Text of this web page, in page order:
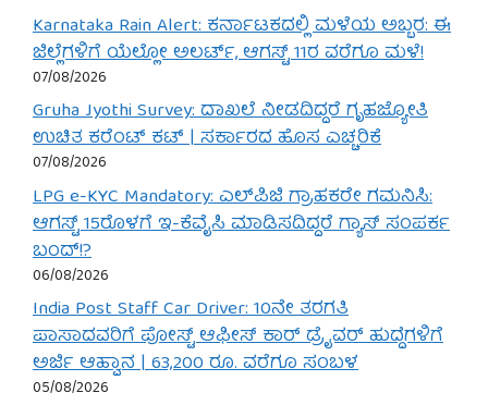
Karnataka Rain Alert: ಕರ್ನಾಟಕದಲ್ಲಿ ಮಳೆಯ ಅಬ್ಬರ: ಈ
ಜಿಲ್ಲೆಗಳಿಗೆ ಯೆಲ್ಲೋ ಅಲರ್ಟ್, ಆಗಸ್ಟ್ 11ರ ವರೆಗೂ ಮಳೆ!
07/08/2026
Gruha Jyothi Survey: ದಾಖಲೆ ನೀಡದಿದ್ದರೆ ಗೃಹಜ್ಯೋತಿ
ಉಚಿತ ಕರೆಂಟ್ ಕಟ್ | ಸರ್ಕಾರದ ಹೊಸ ಎಚ್ಚರಿಕೆ
07/08/2026
LPG e-KYC Mandatory: ಎಲ್‌ಪಿಜಿ ಗ್ರಾಹಕರೇ ಗಮನಿಸಿ:
ಆಗಸ್ಟ್ 15ರೊಳಗೆ ಇ-ಕೆವೈಸಿ ಮಾಡಿಸದಿದ್ದರೆ ಗ್ಯಾಸ್ ಸಂಪರ್ಕ
ಬಂದ್!?
06/08/2026
India Post Staff Car Driver: 10ನೇ ತರಗತಿ
ಪಾಸಾದವರಿಗೆ ಪೋಸ್ಟ್ ಆಫೀಸ್ ಕಾರ್ ಡ್ರೈವರ್ ಹುದ್ದೆಗಳಿಗೆ
ಅರ್ಜಿ ಆಹ್ವಾನ | 63,200 ರೂ. ವರೆಗೂ ಸಂಬಳ
05/08/2026